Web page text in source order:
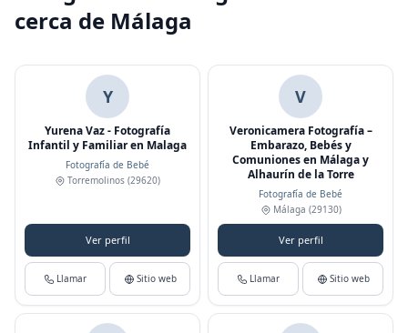
cerca de Málaga
Y
Yurena Vaz - Fotografía
Infantil y Familiar en Malaga
Fotografía de Bebé
Torremolinos (29620)
Ver perfil
Llamar Sitio web
V
Veronicamera Fotografía –
Embarazo, Bebés y
Comuniones en Málaga y
Alhaurín de la Torre
Fotografía de Bebé
Málaga (29130)
Ver perfil
Llamar Sitio web